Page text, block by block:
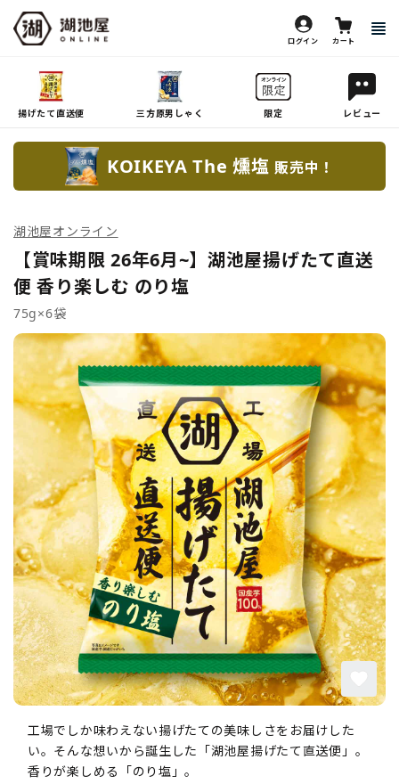
ログイン カート
揚げたて直送便 三方原男しゃく 限定 レビュー
KOIKEYA The 燻塩 販売中！
湖池屋オンライン
【賞味期限 26年6月~】湖池屋揚げたて直送
便 香り楽しむ のり塩
75g×6袋
工場でしか味わえない揚げたての美味しさをお届けした
い。そんな想いから誕生した「湖池屋揚げたて直送便」。
香りが楽しめる「のり塩」。